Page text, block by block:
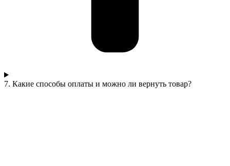
7. Какие способы оплаты и можно ли вернуть товар?